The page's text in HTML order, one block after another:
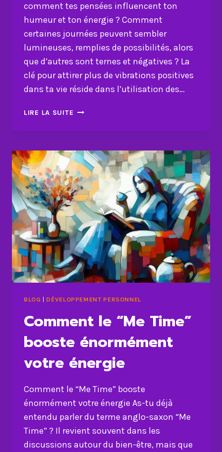
comment tes pensées influencent ton
humeur et ton énergie ? Comment
certaines journées peuvent sembler
lumineuses, remplies de possibilités, alors
que d’autres sont ternes et négatives ? La
clé pour attirer plus de vibrations positives
dans ta vie réside dans l’utilisation des…
LIRE LA SUITE INONDE
VIBRATIONS
POSITIVES
GRÂCE
À
DES
AFFIRMATIONS
BLOG | DÉVELOPPEMENT PERSONNEL
Comment le “Me Time”
booste énormément
votre énergie
Comment le “Me Time” booste
énormément votre énergie As-tu déjà
entendu parler du terme anglo-saxon “Me
Time” ? Il revient souvent dans les
discussions autour du bien-être, mais que